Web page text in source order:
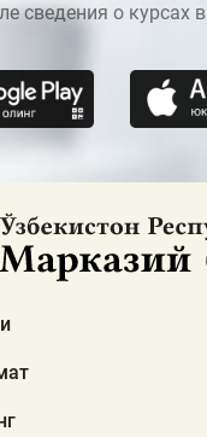
сведения о курсах